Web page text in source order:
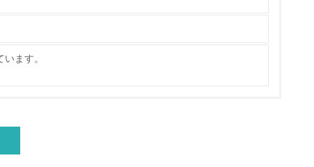
減の取り組みを行っている
ます。